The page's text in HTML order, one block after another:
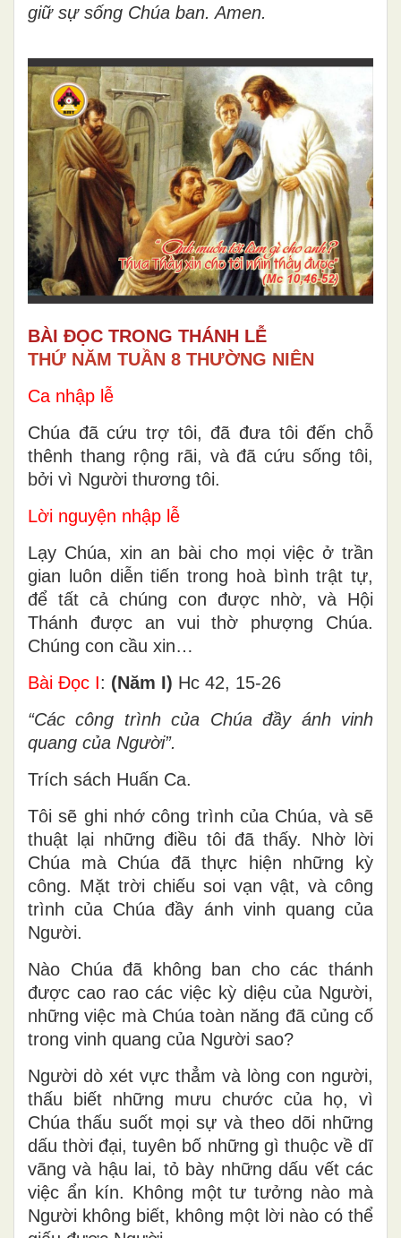
giữsựsống Chúa ban. Amen.
BÀI ĐỌC TRONG THÁNH LỄ
THỨ NĂM TUẦN 8 THƯỜNG NIÊN
Ca nhập lễ
Chúa đã cứu trợ tôi, đã đưa tôi đến chỗ
thênh thang rộng rãi, và đã cứu sống tôi,
bởi vì Người thương tôi.
Lời nguyện nhập lễ
Lạy Chúa, xin an bài cho mọi việc ở trần
gian luôn diễn tiến trong hoà bình trật tự,
để tất cả chúng con được nhờ, và Hội
Thánh được an vui thờ phượng Chúa.
Chúng con cầu xin…
Bài Ðọc I: (Năm I) Hc 42, 15-26
“Các công trình của Chúa đầy ánh vinh
quang của Người”.
Trích sách Huấn Ca.
Tôi sẽ ghi nhớ công trình của Chúa, và sẽ
thuật lại những điều tôi đã thấy. Nhờ lời
Chúa mà Chúa đã thực hiện những kỳ
công. Mặt trời chiếu soi vạn vật, và công
trình của Chúa đầy ánh vinh quang của
Người.
Nào Chúa đã không ban cho các thánh
được cao rao các việc kỳ diệu của Người,
những việc mà Chúa toàn năng đã củng cố
trong vinh quang của Người sao?
Người dò xét vực thẳm và lòng con người,
thấu biết những mưu chước của họ, vì
Chúa thấu suốt mọi sự và theo dõi những
dấu thời đại, tuyên bố những gì thuộc về dĩ
vãng và hậu lai, tỏ bày những dấu vết các
việc ẩn kín. Không một tư tưởng nào mà
Người không biết, không một lời nào có thể